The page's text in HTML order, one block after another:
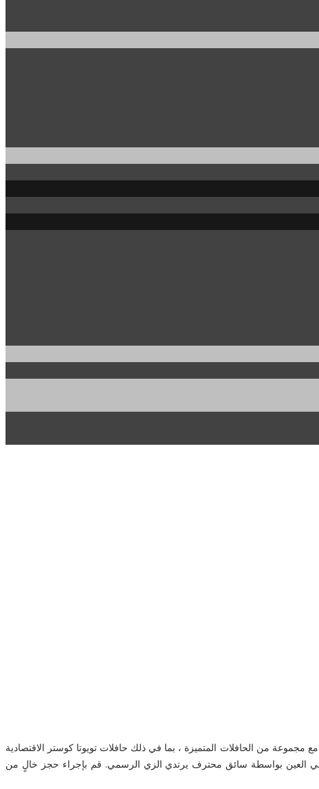
مع مجموعة من الحافلات المتميزة ، بما في ذلك حافلات تويوتا كوستر الاقتصادية
في العين بواسطة سائق محترف يرتدي الزي الرسمي. قم بإجراء حجز خالٍ من